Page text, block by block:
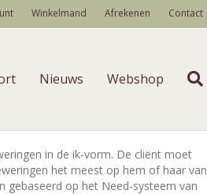
Winkelmand Afrekenen Contact
Nieuws Webshop
in de ik-vorm. De cliënt moet
het meest op hem of haar van
gebaseerd op het Need-systeem van